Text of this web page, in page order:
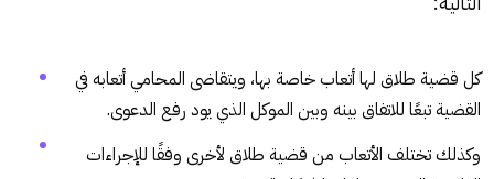
كل قضية طلاق لها أتعاب خاصة بها، ويتقاضى المحامي أتعابه في
القضية تبعًا للاتفاق بينه وبين الموكل الذي يود رفع الدعوى.
وكذلك تختلف الأتعاب من قضية طلاق لأخرى وفقًا للإجراءات